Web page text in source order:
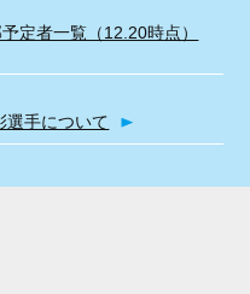
定者一覧（12.20時点）
選手について